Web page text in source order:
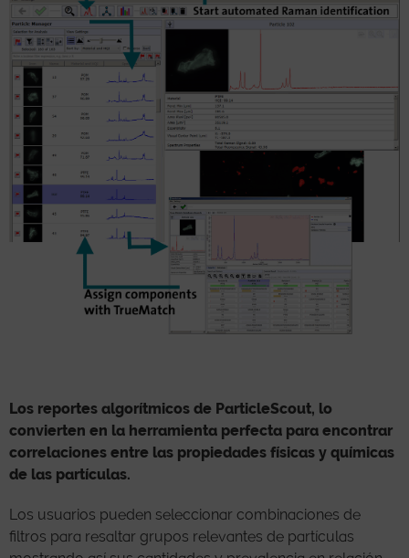
Los reportes algorítmicos de ParticleScout, lo
convierten en la herramienta perfecta para encontrar
correlaciones entre las propiedades físicas y químicas
de las partículas.
Los usuarios pueden seleccionar combinaciones de
filtros para resaltar grupos relevantes de partículas